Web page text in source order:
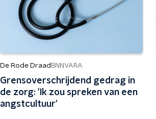
De Rode Draad BNNVARA
Grensoverschrijdend gedrag in
de zorg: 'Ik zou spreken van een
angstcultuur'